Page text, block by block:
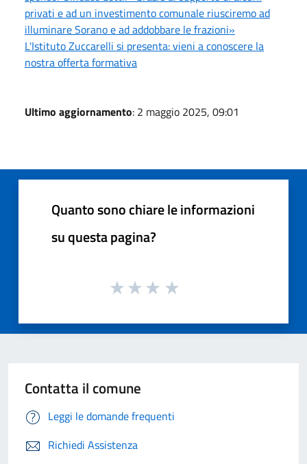
privati e ad un investimento comunale riusciremo ad
illuminare Sorano e ad addobbare le frazioni»
L'Istituto Zuccarelli si presenta: vieni a conoscere la
nostra offerta formativa
Ultimo aggiornamento: 2 maggio 2025, 09:01
Quanto sono chiare le informazioni
su questa pagina?
Contatta il comune
Leggi le domande frequenti
Richiedi Assistenza